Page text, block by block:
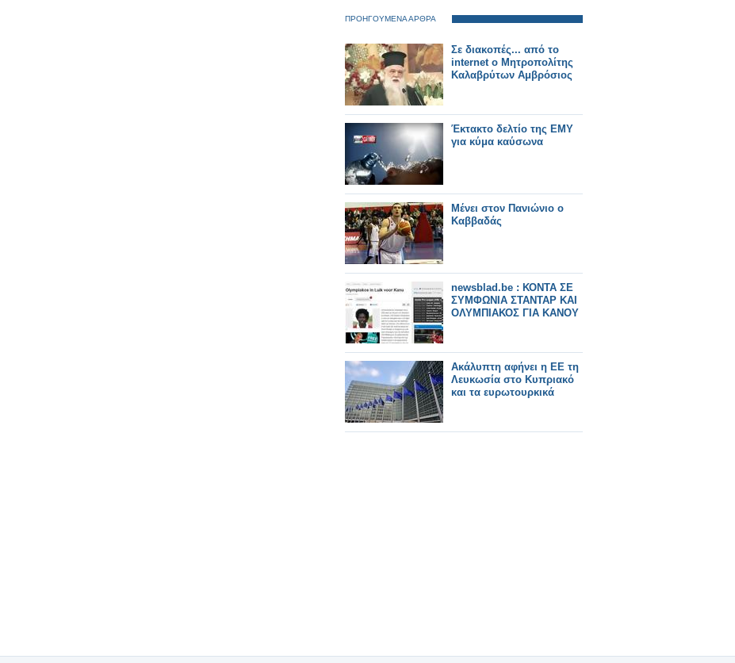
ΠΡΟΗΓΟΥΜΕΝΑ ΑΡΘΡΑ
Σε διακοπές... από το
internet o Μητροπολίτης
Καλαβρύτων Αμβρόσιος
Έκτακτο δελτίο της ΕΜΥ
για κύμα καύσωνα
Μένει στον Πανιώνιο ο
Καββαδάς
newsblad.be : ΚΟΝΤΑ ΣΕ
ΣΥΜΦΩΝΙΑ ΣΤΑΝΤΑΡ ΚΑΙ
ΟΛΥΜΠΙΑΚΟΣ ΓΙΑ ΚΑΝΟΥ
Ακάλυπτη αφήνει η ΕΕ τη
Λευκωσία στο Κυπριακό
και τα ευρωτουρκικά